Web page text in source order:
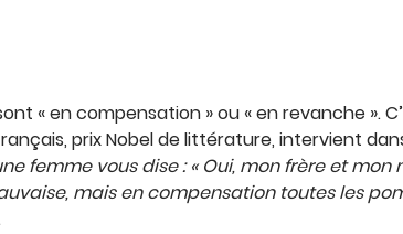
« en compensation » ou « en revanche ».
prix Nobel de littérature, intervient
femme vous dise : « Oui, mon frère et
mais en compensation toutes les